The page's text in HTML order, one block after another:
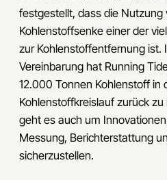
festgestellt, dass die Nutzung
Kohlenstoffsenke einer der
zur Kohlenstoffentfernung ist.
Vereinbarung hat Running
12.000 Tonnen Kohlenstoff in
Kohlenstoffkreislauf zurück
geht es auch um
Messung, Berichterstattung
sicherzustellen.